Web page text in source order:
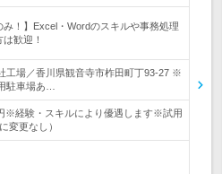
み！】Excel・Wordのスキルや事務処理
歓迎！
工場／香川県観音寺市柞田町丁93-27 ※
駐車場あ…
※経験・スキルにより優遇します※試用
変更なし）